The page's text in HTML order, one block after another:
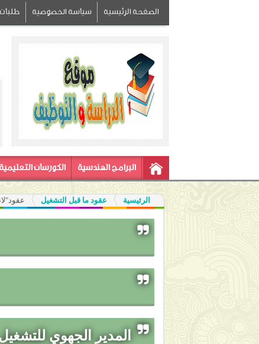
الصفحة الرئيسية سياسة الخصوصية طلبات
البرامج الهندسية الكورسات التعليمية
الرئيسية عقود ما قبل التشغيل
المدير الجهوي